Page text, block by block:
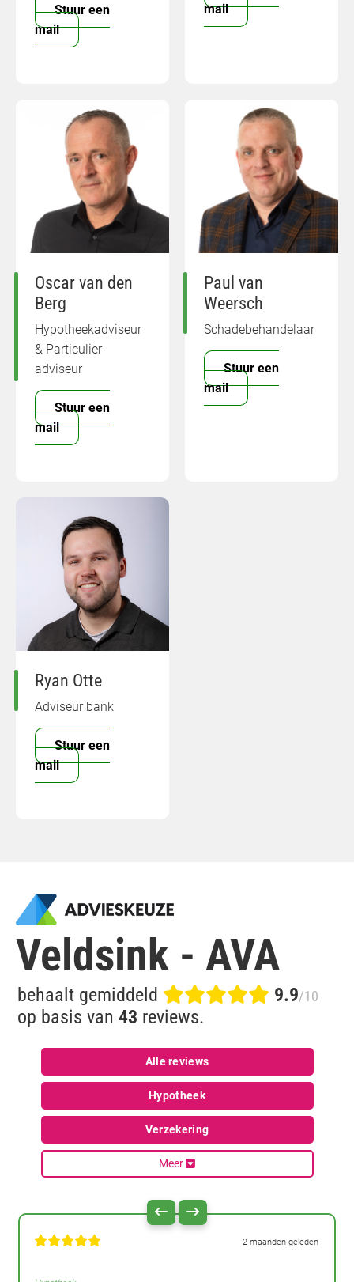
Stuur een
mail
mail
Oscar van den
Berg
Hypotheekadviseur
& Particulier
adviseur
Stuur een
mail
Paul van
Weersch
Schadebehandelaar
Stuur een
mail
Ryan Otte
Adviseur bank
Stuur een
mail
Veldsink - AVA
behaalt gemiddeld 9.9/10
op basis van 43 reviews.
Alle reviews
Hypotheek
Verzekering
Meer
2 maanden geleden